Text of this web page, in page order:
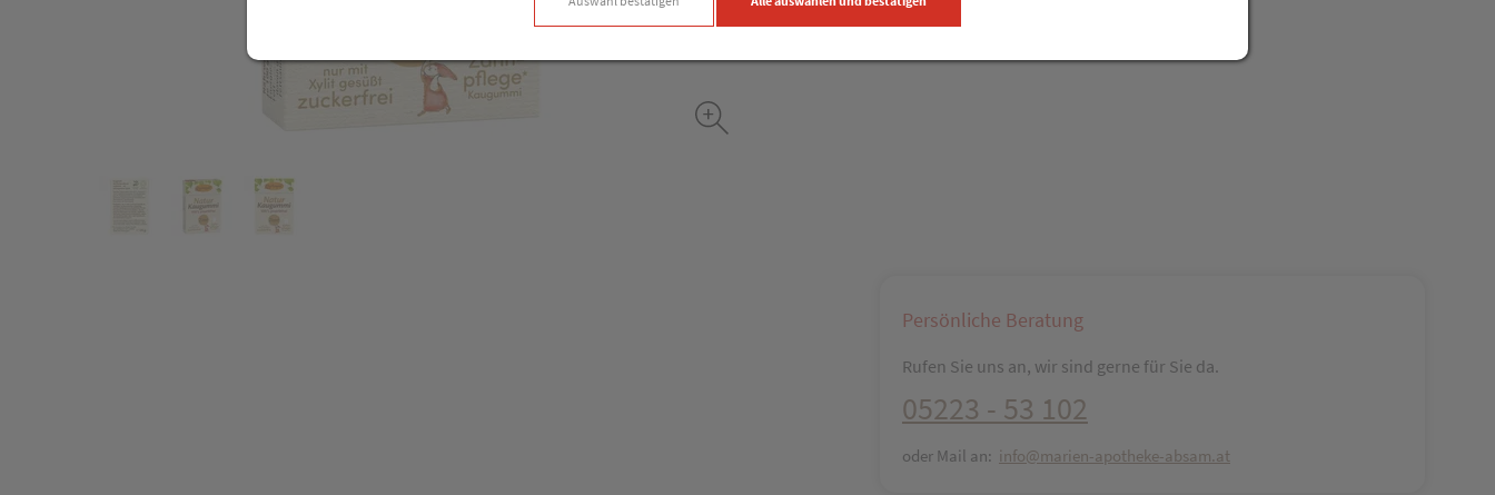
Persönliche Beratung
Rufen Sie uns an, wir sind gerne für Sie da.
05223 - 53 102
oder Mail an: info@marien-apotheke-absam.at